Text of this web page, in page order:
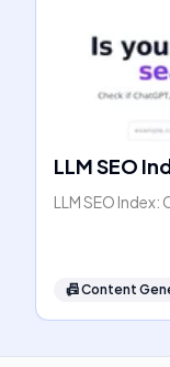
LLM SEO
LLM SEO
📠Content